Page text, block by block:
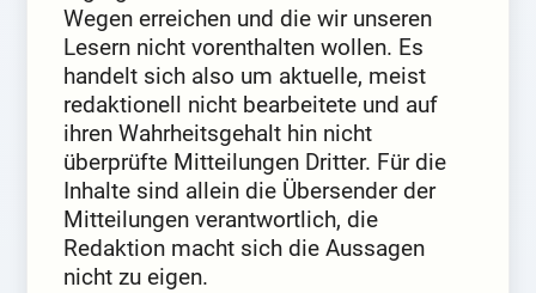
Wegen erreichen und die wir unseren
Lesern nicht vorenthalten wollen. Es
handelt sich also um aktuelle, meist
redaktionell nicht bearbeitete und auf
ihren Wahrheitsgehalt hin nicht
überprüfte Mitteilungen Dritter. Für die
Inhalte sind allein die Übersender der
Mitteilungen verantwortlich, die
Redaktion macht sich die Aussagen
nicht zu eigen.